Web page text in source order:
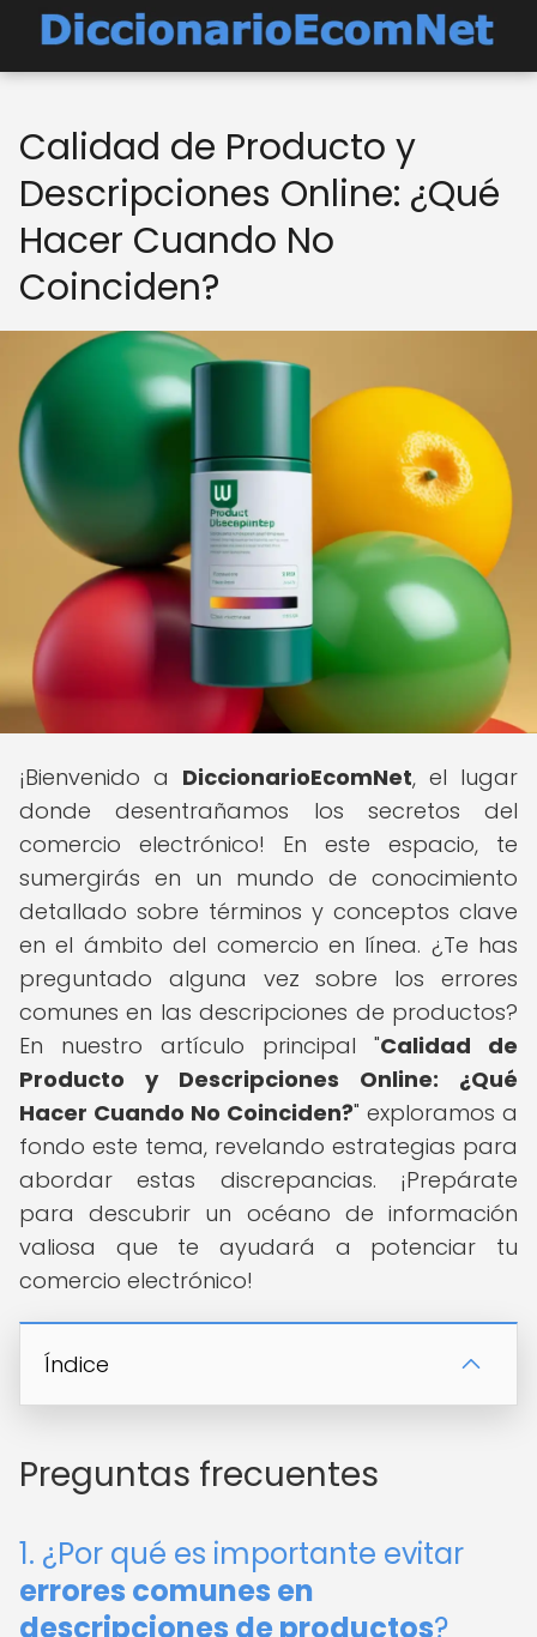
Calidad de Producto y
Descripciones Online: ¿Qué
Hacer Cuando No
Coinciden?
¡Bienvenido a DiccionarioEcomNet, el lugar
donde desentrañamos los secretos del
comercio electrónico! En este espacio, te
sumergirás en un mundo de conocimiento
detallado sobre términos y conceptos clave
en el ámbito del comercio en línea. ¿Te has
preguntado alguna vez sobre los errores
comunes en las descripciones de productos?
En nuestro artículo principal "Calidad de
Producto y Descripciones Online: ¿Qué
Hacer Cuando No Coinciden?" exploramos a
fondo este tema, revelando estrategias para
abordar estas discrepancias. ¡Prepárate
para descubrir un océano de información
valiosa que te ayudará a potenciar tu
comercio electrónico!
Índice
Preguntas frecuentes
1. ¿Por qué es importante evitar
errores comunes en
descripciones de productos?